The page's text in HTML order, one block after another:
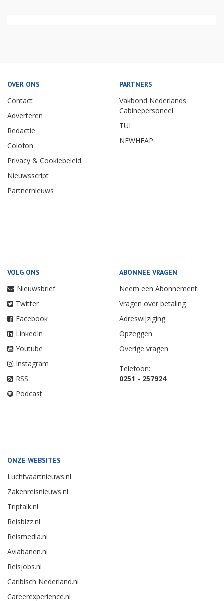
OVER ONS
Contact
Adverteren
Redactie
Colofon
Privacy & Cookiebeleid
Nieuwsscript
Partnernieuws
PARTNERS
Vakbond Nederlands
Cabinepersoneel
TUI
NEWHEAP
VOLG ONS
Nieuwsbrief
Twitter
Facebook
LinkedIn
Youtube
Instagram
RSS
Podcast
ABONNEE VRAGEN
Neem een Abonnement
Vragen over betaling
Adreswijziging
Opzeggen
Overige vragen
Telefoon:
0251 - 257924
ONZE WEBSITES
Luchtvaartnieuws.nl
Zakenreisnieuws.nl
Triptalk.nl
Reisbizz.nl
Reismedia.nl
Aviabanen.nl
Reisjobs.nl
Caribisch Nederland.nl
Careerexperience.nl